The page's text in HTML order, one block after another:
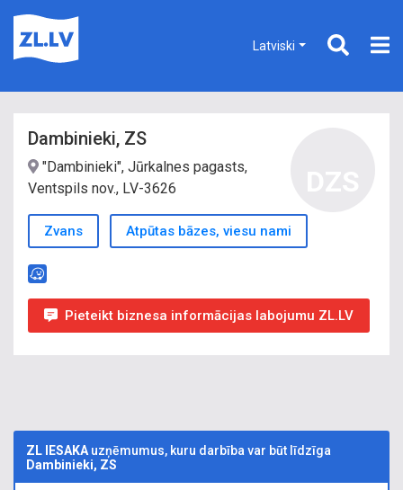
Latviski
Dambinieki, ZS
"Dambinieki", Jūrkalnes pagasts,
Ventspils nov., LV-3626
Zvans Atpūtas bāzes, viesu nami
Pieteikt biznesa informācijas labojumu ZL.LV
ZL IESAKA uzņēmumus, kuru darbība var būt līdzīga
Dambinieki, ZS